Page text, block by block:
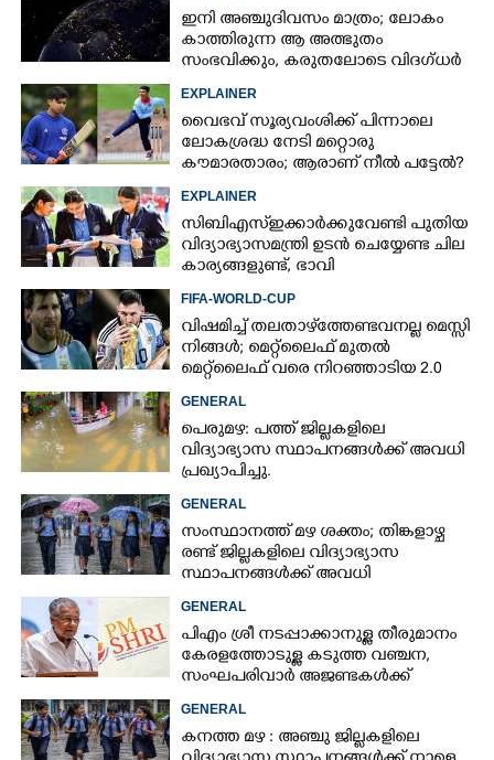
ഇനി അഞ്ചുദിവസം മാത്രം; ലോകം
കാത്തിരുന്ന ആ അത്ഭുതം
സംഭവിക്കും, കരുതലോടെ വിദഗ്ധർ
EXPLAINER
വൈഭവ് സൂര്യവംശിക്ക് പിന്നാലെ
ലോകശ്രദ്ധ നേടി മറ്റൊരു
കൗമാരതാരം; ആരാണ് നീൽ പട്ടേൽ?
EXPLAINER
സിബിഎസ്ഇക്കാർക്കുവേണ്ടി പുതിയ
വിദ്യാഭ്യാസമന്ത്രി ഉടൻ ചെയ്യേണ്ട ചില
കാര്യങ്ങളുണ്ട്, ഭാവി
വിദ്യാർത്ഥികൾ
FIFA-WORLD-CUP
വിഷമിച്ച് തലതാഴ്‌ത്തേണ്ടവനല്ല മെസ്സി
നിങ്ങള്‍; മെറ്റ്‌ലൈഫ് മുതല്‍
മെറ്റ്‌ലൈഫ് വരെ നിറഞ്ഞാടിയ 2.0
GENERAL
പെരുമഴ: പത്ത് ജില്ലകളിലെ
വിദ്യാഭ്യാസ സ്ഥാപനങ്ങൾക്ക് അവധി
പ്രഖ്യാപിച്ചു.
GENERAL
സംസ്ഥാനത്ത് മഴ ശക്തം; തിങ്കളാഴ്ച
രണ്ട് ജില്ലകളിലെ വിദ്യാഭ്യാസ
സ്ഥാപനങ്ങൾക്ക് അവധി
GENERAL
പിഎം ശ്രീ നടപ്പാക്കാനുള്ള തീരുമാനം
കേരളത്തോടുള്ള കടുത്ത വഞ്ചന,​
സംഘപരിവാർ അജണ്ടകൾക്ക്
നിൽക്കുന്നു'
GENERAL
കനത്ത മഴ : അഞ്ചു ജില്ലകളിലെ